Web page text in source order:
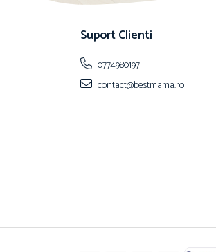
Suport Clienti
0774980197
contact@bestmama.ro